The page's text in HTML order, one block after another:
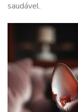
saudável.